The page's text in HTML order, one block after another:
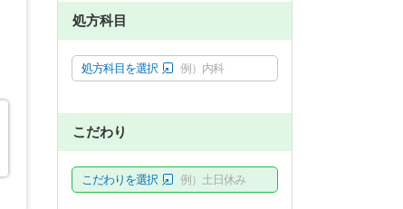
処方科目
処方科目を選択 例）内科
こだわり
こだわりを選択 例）土日休み